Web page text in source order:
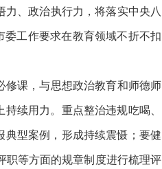
、政治执行力，将落实中央八
委工作要求在教育领域不折不扣
修课，与思想政治教育和师德师
续用力。重点整治违规吃喝、
典型案例，形成持续震慑；要健
职等方面的规章制度进行梳理评